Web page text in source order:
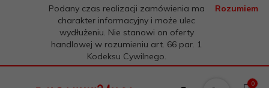
Podany czas realizacji zamówienia ma
charakter informacyjny i może ulec
wydłużeniu. Nie stanowi on oferty
handlowej w rozumieniu art. 66 par. 1
Kodeksu Cywilnego.
Rozumiem
0